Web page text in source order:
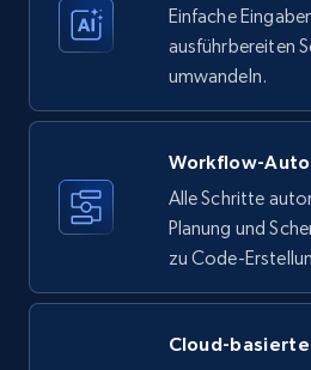
Amazon products -
specific keywords
Title, Seller name, Brand,
35.3K+ 5.7K+
Amazon products - find
Einfache
ausführbereiten
umwandeln.
Workflow-
Alle Schritte
Planung und
zu Code-
Cloud-